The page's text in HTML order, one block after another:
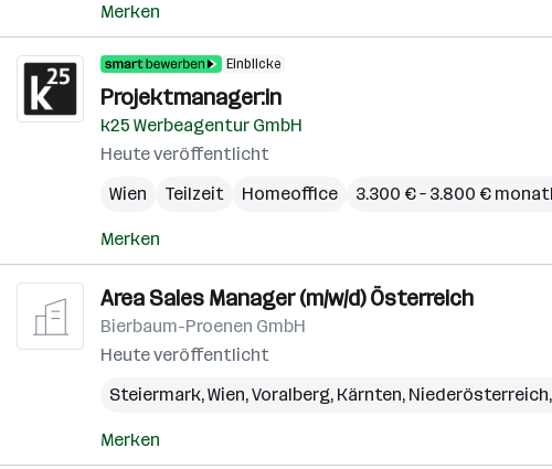
Merken
Einblicke
Projektmanager:in
k25 Werbeagentur GmbH
Heute veröffentlicht
Wien
Teilzeit Homeoffice 3.300 € – 3.800 €
Merken
Area Sales Manager (m/w/d) Österreich
Bierbaum-Proenen GmbH
Heute veröffentlicht
Steiermark,Wien,Voralberg, Kärnten, Niederösterreich,
Merken